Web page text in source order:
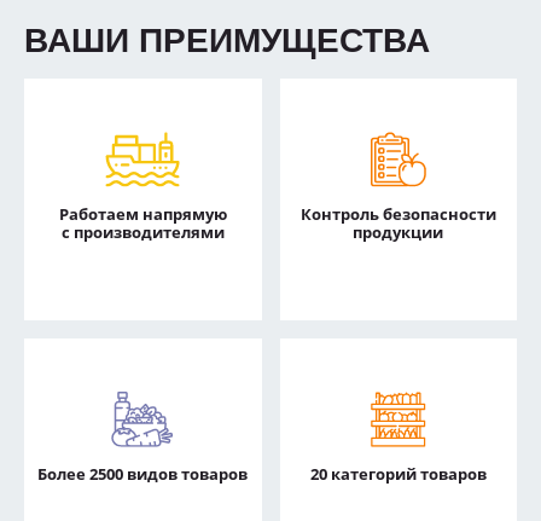
ВАШИ ПРЕИМУЩЕСТВА
Работаем напрямую
с производителями
Контроль безопасности
продукции
Более 2500 видов товаров 20 категорий товаров